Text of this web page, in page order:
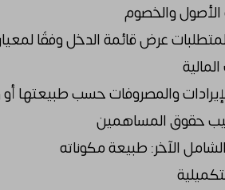
والخصوم
والمصروفات حسب طبيعتها
حقوق المساهمين
الآخر: طبيعة مكوناته